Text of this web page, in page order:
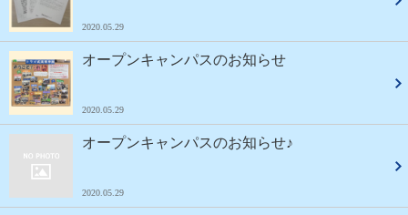
2020.05.29
オープンキャンパスのお知らせ
2020.05.29
オープンキャンパスのお知らせ♪
2020.05.29